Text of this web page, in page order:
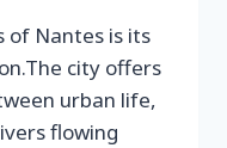
of Nantes is its
city offers
urban life,
flowing